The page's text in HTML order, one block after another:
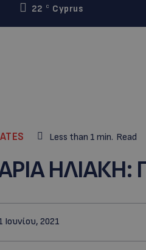
22
C Cyprus
Less than 1 min. Read
ΗΛΙΑΚΗ:
Ιουνίου, 2021